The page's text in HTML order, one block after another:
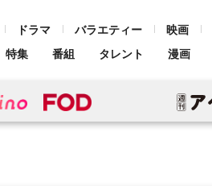
ドラマ バラエティー 映画
特集 番組 タレント 漫画